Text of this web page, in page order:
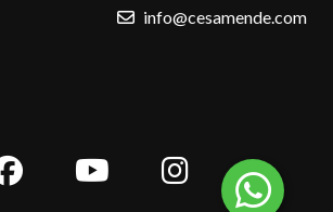
info@cesamende.com